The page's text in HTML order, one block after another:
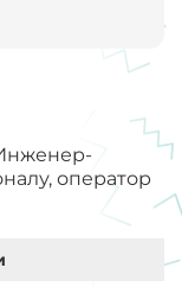
оператор